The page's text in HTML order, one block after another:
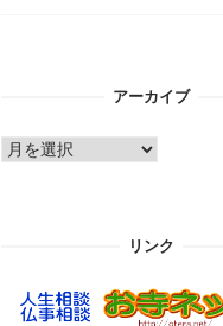
アーカイブ
ア
リンク